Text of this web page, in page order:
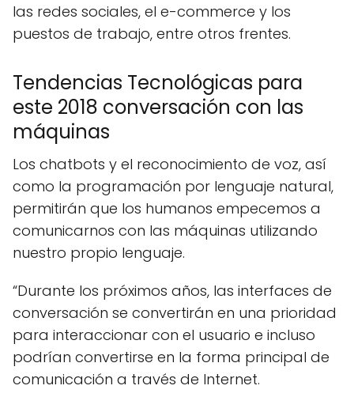
las redes sociales, el e-commerce y los
puestos de trabajo, entre otros frentes.
Tendencias Tecnológicas para
este 2018 conversación con las
máquinas
Los chatbots y el reconocimiento de voz, así
como la programación por lenguaje natural,
permitirán que los humanos empecemos a
comunicarnos con las máquinas utilizando
nuestro propio lenguaje.
“Durante los próximos años, las interfaces de
conversación se convertirán en una prioridad
para interaccionar con el usuario e incluso
podrían convertirse en la forma principal de
comunicación a través de Internet.